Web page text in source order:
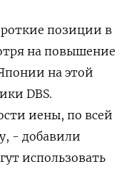
позиции в
на повышение
на этой
DBS.
иены, по всей
- добавили
использовать